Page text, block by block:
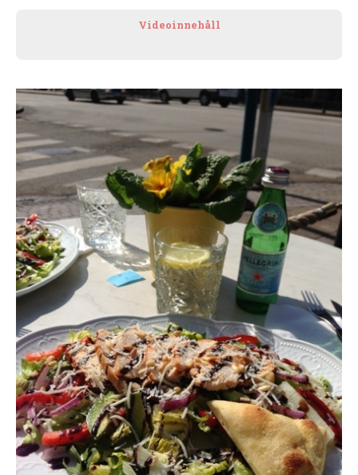
Videoinnehåll